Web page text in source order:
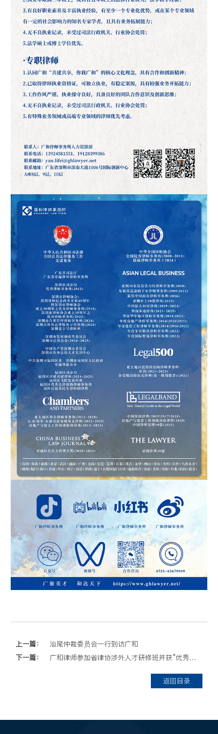
上一篇：
汕尾仲裁委员会一行到访广和
下一篇：
广和律师参加省律协涉外人才研修班并获“优秀班干”荣誉
返回目录